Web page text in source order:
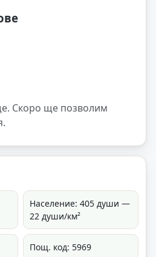
Скоро ще позволим
Население: 405 души —
22 души/км²
Пощ. код: 5969